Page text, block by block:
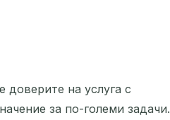
доверите на услуга с
за по-големи задачи.